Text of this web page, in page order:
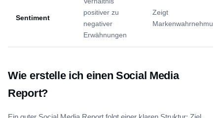
Sentiment
positiver zu
negativer
Erwähnungen
Zeigt
Markenwahrnehmung
Wie erstelle ich einen Social Media
Report?